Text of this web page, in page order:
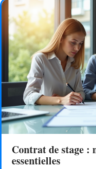
Contrat de stage :
essentielles